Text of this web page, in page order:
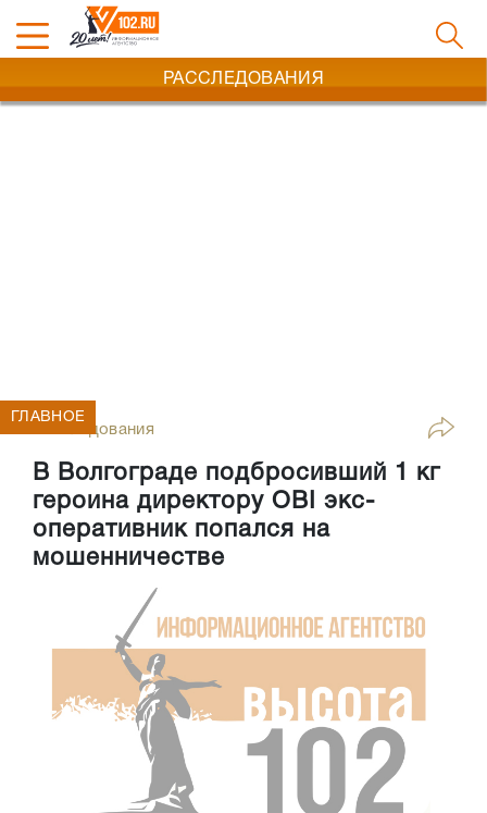
РАССЛЕДОВАНИЯ
Расследования
В Волгограде подбросивший 1 кг
героина директору ОВI экс-
оперативник попался на
мошенничестве
ГЛАВНОЕ